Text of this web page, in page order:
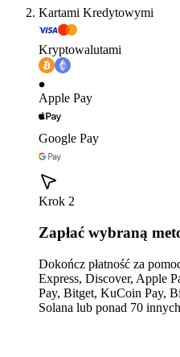
Kartami Kredytowymi
Kryptowalutami
Apple Pay
Google Pay
Krok 2
Zapłać wybraną
Dokończ płatność za
Express, Discover, Apple
Pay, Bitget, KuCoin Pay,
Solana lub ponad 70